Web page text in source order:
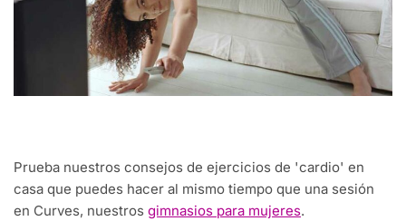
Prueba nuestros consejos de ejercicios de 'cardio' en
casa que puedes hacer al mismo tiempo que una sesión
en Curves, nuestros gimnasios para mujeres.